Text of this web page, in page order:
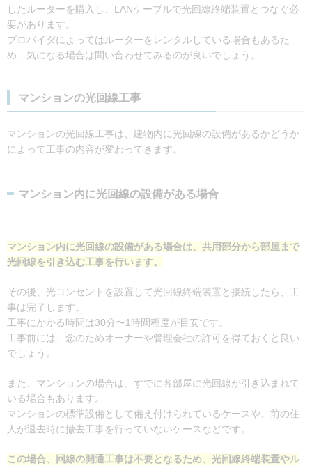
したルーターを購入し、LANケーブルで光回線終端装置とつなぐ必
要があります。
プロバイダによってはルーターをレンタルしている場合もあるた
め、気になる場合は問い合わせてみるのが良いでしょう。
マンションの光回線工事
マンションの光回線工事は、建物内に光回線の設備があるかどうか
によって工事の内容が変わってきます。
マンション内に光回線の設備がある場合
マンション内に光回線の設備がある場合は、共用部分から部屋まで
光回線を引き込む工事を行います。
その後、光コンセントを設置して光回線終端装置と接続したら、工
事は完了します。
工事にかかる時間は30分〜1時間程度が目安です。
工事前には、念のためオーナーや管理会社の許可を得ておくと良い
でしょう。
また、マンションの場合は、すでに各部屋に光回線が引き込まれて
いる場合もあります。
マンションの標準設備として備え付けられているケースや、前の住
人が退去時に撤去工事を行っていないケースなどです。
この場合、回線の開通工事は不要となるため、光回線終端装置やル